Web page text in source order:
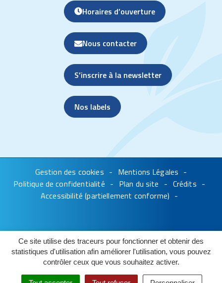
Ce site utilise des traceurs pour fonctionner et obtenir des
statistiques d'utilisation afin améliorer l'utilisation, vous pouvez
contrôler ceux que vous souhaitez activer.
Horaires d’ouverture
Nous contacter
S’inscrire à la newsletter
Nos labels
Gestion des cookies
Mentions Légales
Politique de confidentialité
Plan du site
Crédits
Accessibilité (partiellement conforme)